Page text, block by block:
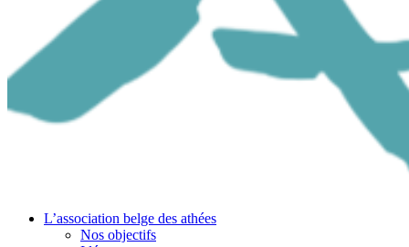
L’association belge des athées
Nos objectifs